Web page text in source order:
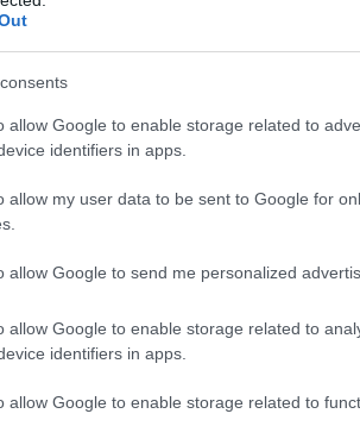
allow Google to enable storage related to
identifiers in apps.
allow my user data to be sent to Google for
allow Google to send me personalized
allow Google to enable storage related to
identifiers in apps.
allow Google to enable storage related to